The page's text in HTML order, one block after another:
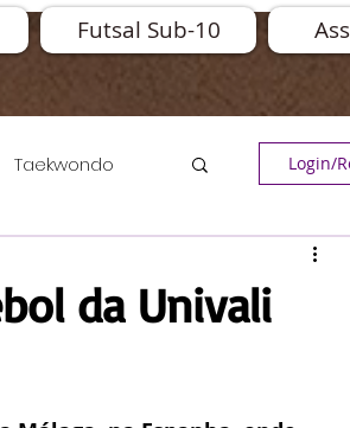
Futsal Sub-10
Taekwondo Login/
da Univali